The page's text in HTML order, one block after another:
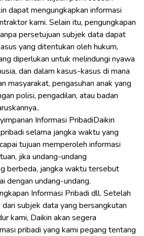
dapat mengungkapkan informasi
kami. Selain itu, pengungkapan
persetujuan subjek data dapat
yang ditentukan oleh hukum,
diperlukan untuk melindungi nyawa
dan dalam kasus-kasus di mana
masyarakat, pengasuhan anak yang
polisi, pengadilan, atau badan
Informasi PribadiDaikin
selama jangka waktu yang
tujuan memperoleh informasi
jika undang-undang
berbeda, jangka waktu tersebut
dengan undang-undang.
Informasi Pribadi dll. Setelah
subjek data yang bersangkutan
kami, Daikin akan segera
pribadi yang kami pegang tentang